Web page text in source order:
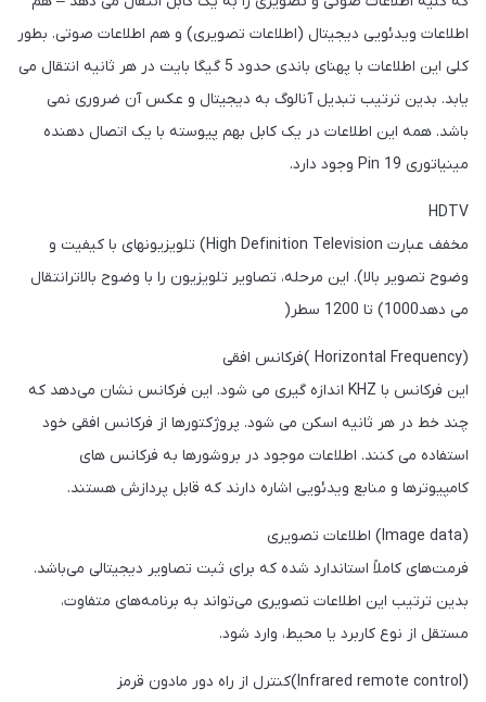
اطلاعات ویدئویی دیجیتال (اطلاعات تصویری) و هم اطلاعات صوتی. بطور
کلی این اطلاعات با پهنای باندی حدود 5 گیگا بایت در هر ثانیه انتقال می
یابد. بدین ترتیب تبدیل آنالوگ به دیجیتال و عکس آن ضروری نمی
باشد. همه این اطلاعات در یک کابل بهم پیوسته با یک اتصال دهنده
مینیاتوری 19 Pin وجود دارد.
HDTV
مخفف عبارت High Definition Television) تلویزیونهای با کیفیت و
وضوح تصویر بالا). این مرحله، تصاویر تلویزیون را با وضوح بالاترانتقال
می دهد1000) تا 1200 سطر(
(Horizontal Frequency )فرکانس افقی
این فرکانس با KHZ اندازه گیری می شود. این فرکانس نشان می‌دهد که
چند خط در هر ثانیه اسکن می شود. پروژکتورها از فرکانس افقی خود
استفاده می کنند. اطلاعات موجود در بروشورها به فرکانس های
کامپیوترها و منابع ویدئویی اشاره دارند که قابل پردازش هستند.
(Image data) اطلاعات تصویری
فرمت‌های کاملاً استاندارد ‌شده که برای ثبت تصاویر دیجیتالی می‌باشد.
بدین ترتیب این اطلاعات تصویری می‌تواند به برنامه‌های متفاوت،
مستقل از نوع کاربرد یا محیط، وارد شود.
(Infrared remote control)کنترل از راه دور مادون قرمز